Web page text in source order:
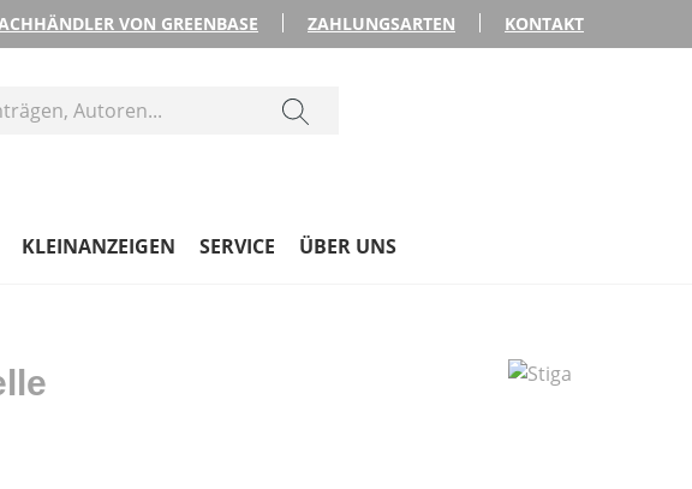
VON GREENBASE ZAHLUNGSARTEN KONTAKT
KLEINANZEIGEN SERVICE ÜBER UNS